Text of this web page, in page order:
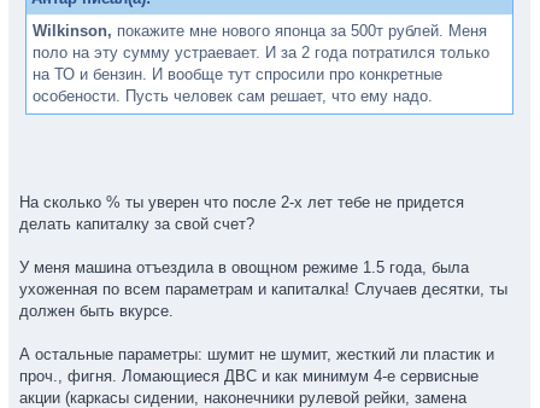
Wilkinson, покажите мне нового японца за 500т рублей. Меня
поло на эту сумму устраевает. И за 2 года потратился только
на ТО и бензин. И вообще тут спросили про конкретные
особености. Пусть человек сам решает, что ему надо.
На сколько % ты уверен что после 2-х лет тебе не придется
делать капиталку за свой счет?
У меня машина отъездила в овощном режиме 1.5 года, была
ухоженная по всем параметрам и капиталка! Случаев десятки, ты
должен быть вкурсе.
А остальные параметры: шумит не шумит, жесткий ли пластик и
проч., фигня. Ломающиеся ДВС и как минимум 4-е сервисные
акции (каркасы сидении, наконечники рулевой рейки, замена